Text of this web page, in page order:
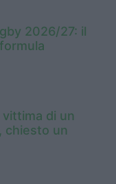
2026/27: il
di un
chiesto un